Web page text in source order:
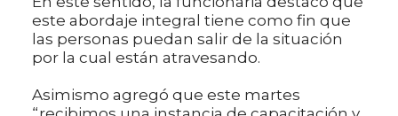
este abordaje integral tiene como fin que
las personas puedan salir de la situación
por la cual están atravesando.
Asimismo agregó que este martes